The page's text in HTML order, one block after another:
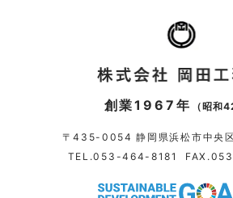
創業1967年 （昭和
〒435-0054 静岡県浜松市中央
TEL.053-464-8181